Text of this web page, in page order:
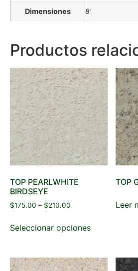
Dimensiones 8'
Productos
TOP PEARLWHITE
BIRDSEYE
$175.00 – $210.00
Seleccionar opciones
TOP
Leer